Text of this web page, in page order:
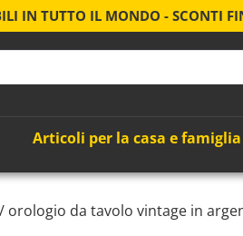
IN TUTTO IL MONDO - SCONTI
Articoli per la casa e famiglia
/ orologio da tavolo vintage in